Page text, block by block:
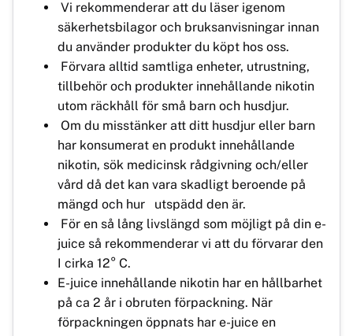
Vi rekommenderar att du läser igenom
säkerhetsbilagor och bruksanvisningar innan
du använder produkter du köpt hos oss.
Förvara alltid samtliga enheter, utrustning,
tillbehör och produkter innehållande nikotin
utom räckhåll för små barn och husdjur.
Om du misstänker att ditt husdjur eller barn
har konsumerat en produkt innehållande
nikotin, sök medicinsk rådgivning och/eller
vård då det kan vara skadligt beroende på
mängd och hur utspädd den är.
För en så lång livslängd som möjligt på din e-
juice så rekommenderar vi att du förvarar den
I cirka 12° C.
E-juice innehållande nikotin har en hållbarhet
på ca 2 år i obruten förpackning. När
förpackningen öppnats har e-juice en